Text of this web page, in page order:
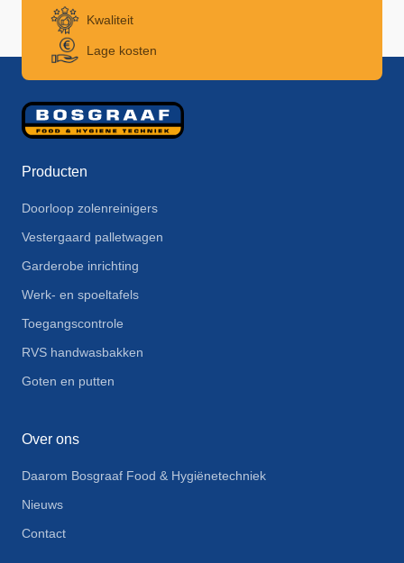
Kwaliteit
Lage kosten
Producten
Doorloop zolenreinigers
Vestergaard palletwagen
Garderobe inrichting
Werk- en spoeltafels
Toegangscontrole
RVS handwasbakken
Goten en putten
Over ons
Daarom Bosgraaf Food & Hygiënetechniek
Nieuws
Contact